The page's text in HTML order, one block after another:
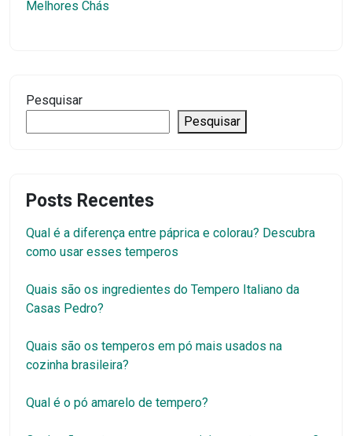
Melhores Chás
Pesquisar
Pesquisar
Posts Recentes
Qual é a diferença entre páprica e colorau? Descubra
como usar esses temperos
Quais são os ingredientes do Tempero Italiano da
Casas Pedro?
Quais são os temperos em pó mais usados na
cozinha brasileira?
Qual é o pó amarelo de tempero?